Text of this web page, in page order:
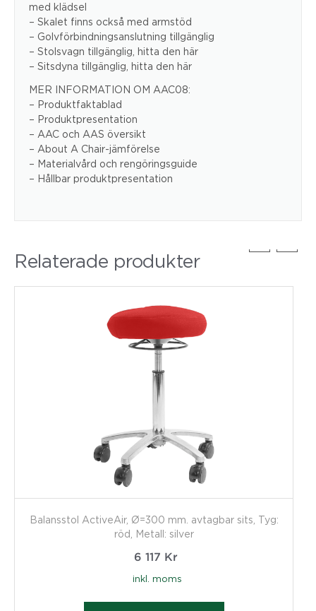
med klädsel
– Skalet finns också med armstöd
– Golvförbindningsanslutning tillgänglig
– Stolsvagn tillgänglig, hitta den här
– Sitsdyna tillgänglig, hitta den här
MER INFORMATION OM AAC08:
– Produktfaktablad
– Produktpresentation
– AAC och AAS översikt
– About A Chair-jämförelse
– Materialvård och rengöringsguide
– Hållbar produktpresentation
Relaterade produkter
Balansstol ActiveAir, Ø=300 mm. avtagbar sits, Tyg:
röd, Metall: silver
6 117 Kr
inkl. moms